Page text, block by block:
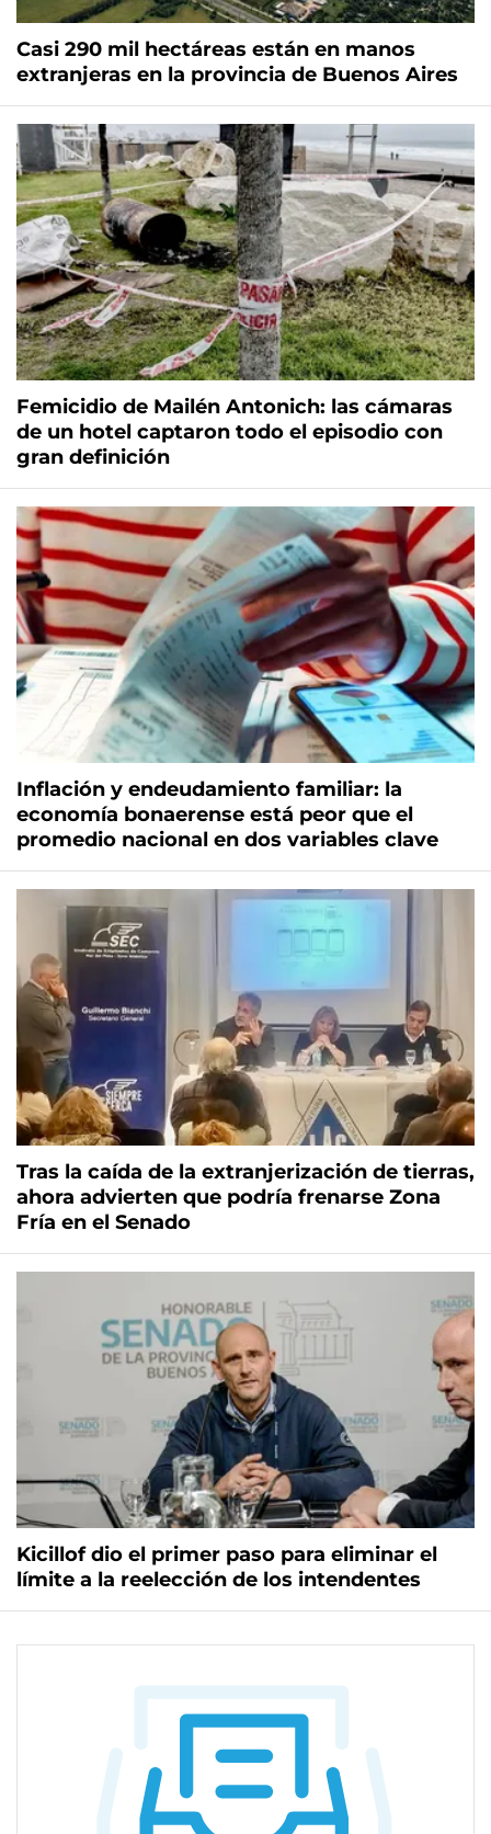
Casi 290 mil hectáreas están en manos
extranjeras en la provincia de Buenos Aires
Femicidio de Mailén Antonich: las cámaras
de un hotel captaron todo el episodio con
gran definición
Inflación y endeudamiento familiar: la
economía bonaerense está peor que el
promedio nacional en dos variables clave
Tras la caída de la extranjerización de tierras,
ahora advierten que podría frenarse Zona
Fría en el Senado
Kicillof dio el primer paso para eliminar el
límite a la reelección de los intendentes